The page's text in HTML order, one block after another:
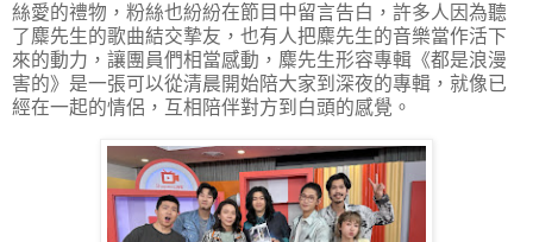
絲愛的禮物，粉絲也紛紛在節目中留言告白，許多人因為聽
了麋先生的歌曲結交摯友，也有人把麋先生的音樂當作活下
來的動力，讓團員們相當感動，麋先生形容專輯《都是浪漫
害的》是一張可以從清晨開始陪大家到深夜的專輯，就像已
經在一起的情侶，互相陪伴對方到白頭的感覺。